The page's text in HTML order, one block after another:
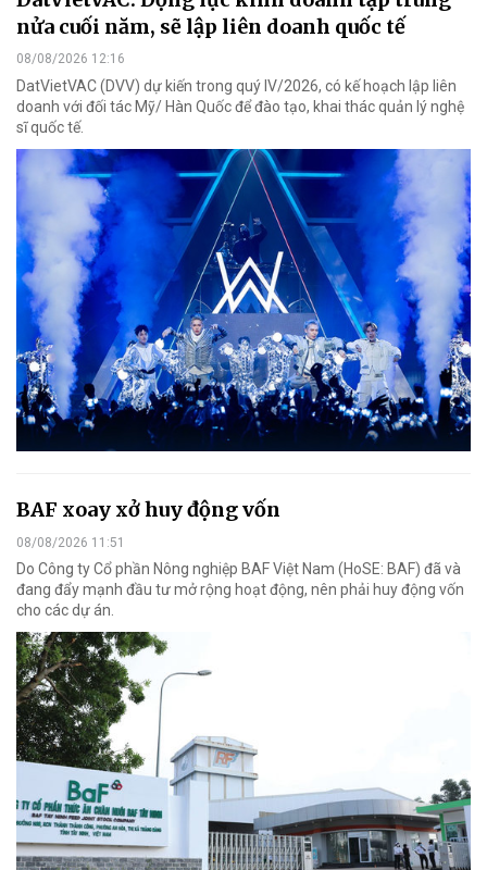
nửa cuối năm, sẽ lập liên doanh quốc tế
08/08/2026 12:16
DatVietVAC (DVV) dự kiến trong quý IV/2026, có kế hoạch lập liên
doanh với đối tác Mỹ/ Hàn Quốc để đào tạo, khai thác quản lý nghệ
sĩ quốc tế.
BAF xoay xở huy động vốn
08/08/2026 11:51
Do Công ty Cổ phần Nông nghiệp BAF Việt Nam (HoSE: BAF) đã và
đang đẩy mạnh đầu tư mở rộng hoạt động, nên phải huy động vốn
cho các dự án.